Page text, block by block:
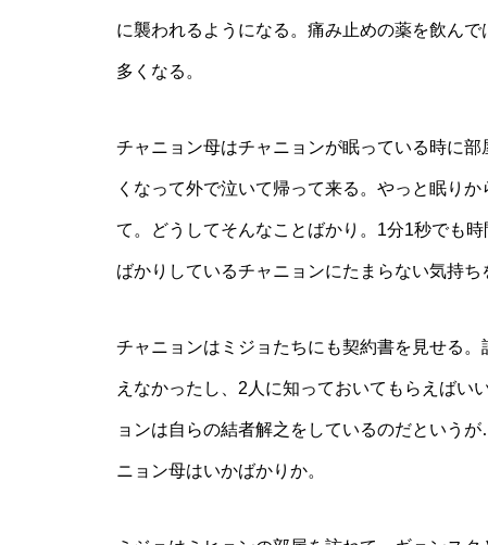
に襲われるようになる。痛み止めの薬を飲ん
多くなる。
チャニョン母はチャニョンが眠っている時に
くなって外で泣いて帰って来る。やっと眠り
て。どうしてそんなことばかり。1分1秒でも
ばかりしているチャニョンにたまらない気持ち
チャニョンはミジョたちにも契約書を見せる
えなかったし、2人に知っておいてもらえばい
ョンは自らの結者解之をしているのだという
ニョン母はいかばかりか。